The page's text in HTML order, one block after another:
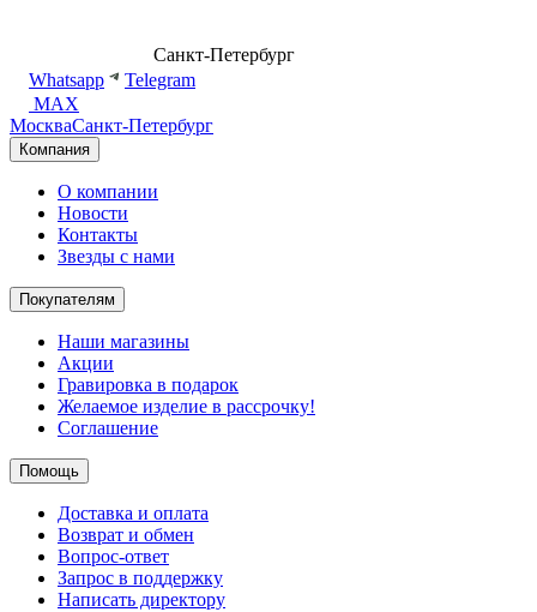
Санкт-Петербург
Whatsapp
Telegram
MAX
МоскваСанкт-Петербург
Компания
О компании
Новости
Контакты
Звезды с нами
Покупателям
Наши магазины
Акции
Гравировка в подарок
Желаемое изделие в рассрочку!
Соглашение
Помощь
Доставка и оплата
Возврат и обмен
Вопрос-ответ
Запрос в поддержку
Написать директору